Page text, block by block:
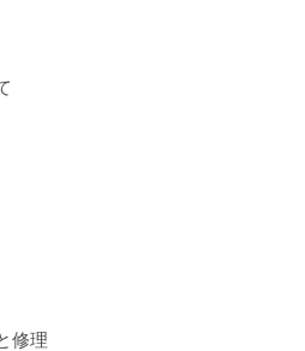
修理